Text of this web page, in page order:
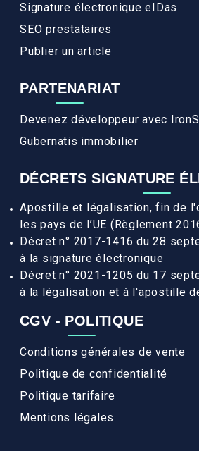
Signature électronique eIDas
SEO prestataires
Publier un article
PARTENARIAT
Devenez développeur avec
Gubernatis immobilier
DÉCRETS SIGNATURE
Apostille et légalisation, fin de
les pays de l’UE (Règlement
Décret n° 2017-1416 du 28
à la signature électronique
Décret n° 2021-1205 du 17
à la légalisation et à l'apostille
CGV - POLITIQUE
Conditions générales de vente
Politique de confidentialité
Politique tarifaire
Mentions légales